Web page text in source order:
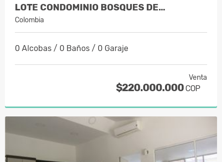
LOTE CONDOMINIO BOSQUES DE…
Colombia
0 Alcobas / 0 Baños / 0 Garaje
Venta
$220.000.000 COP